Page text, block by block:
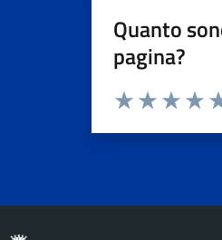
Quanto
pagina?